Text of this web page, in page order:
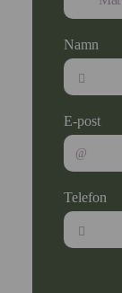
Namn
E-post
Telefon